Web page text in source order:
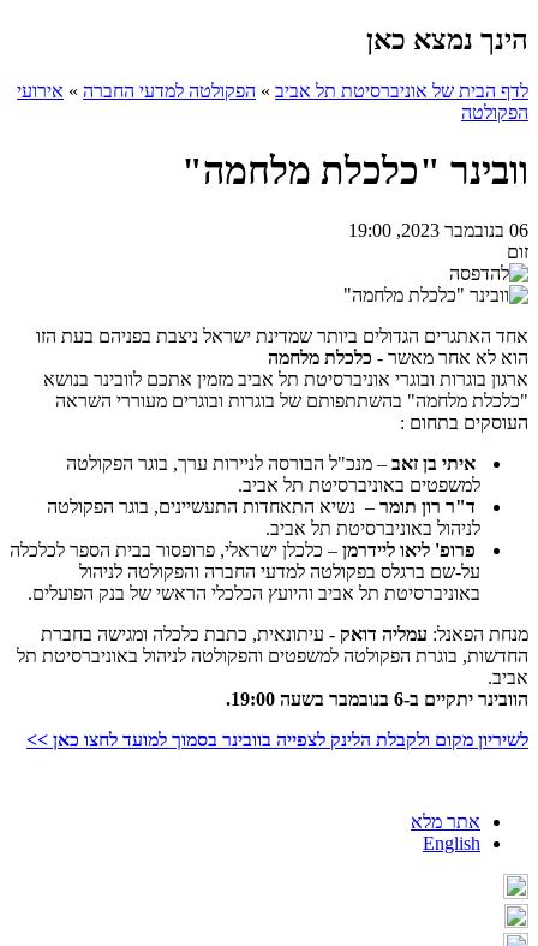
הינך נמצא כאן
לדף הבית של אוניברסיטת תל אביב » הפקולטה למדעי החברה » אירועי
הפקולטה
וובינר "כלכלת מלחמה"
06 בנובמבר 2023, 19:00
זום
אחד האתגרים הגדולים ביותר שמדינת ישראל ניצבת בפניהם בעת הזו
הוא לא אחר מאשר - כלכלת מלחמה
ארגון בוגרות ובוגרי אוניברסיטת תל אביב מזמין אתכם לוובינר בנושא
"כלכלת מלחמה" בהשתתפותם של בוגרות ובוגרים מעוררי השראה
העוסקים בתחום :
איתי בן זאב – מנכ"ל הבורסה לניירות ערך, בוגר הפקולטה
למשפטים באוניברסיטת תל אביב.
ד"ר רון תומר – נשיא התאחדות התעשיינים, בוגר הפקולטה
לניהול באוניברסיטת תל אביב.
פרופ' ליאו ליידרמן – כלכלן ישראלי, פרופסור בבית הספר לכלכלה
על-שם ברגלס בפקולטה למדעי החברה והפקולטה לניהול
באוניברסיטת תל אביב והיועץ הכלכלי הראשי של בנק הפועלים.
מנחת הפאנל: עמליה דואק - עיתונאית, כתבת כלכלה ומגישה בחברת
החדשות, בוגרת הפקולטה למשפטים והפקולטה לניהול באוניברסיטת תל
אביב.
הוובינר יתקיים ב-6 בנובמבר בשעה 19:00.
לשיריון מקום ולקבלת הלינק לצפייה בוובינר בסמוך למועד לחצו כאן >>
אתר מלא
English